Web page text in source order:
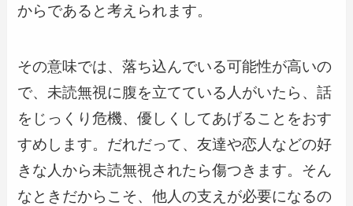
からであると考えられます。
その意味では、落ち込んでいる可能性が高いの
で、未読無視に腹を立てている人がいたら、話
をじっくり危機、優しくしてあげることをおす
すめします。だれだって、友達や恋人などの好
きな人から未読無視されたら傷つきます。そん
なときだからこそ、他人の支えが必要になるの